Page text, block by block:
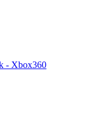
- Xbox360